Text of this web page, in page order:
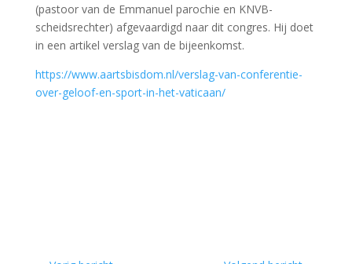
(pastoor van de Emmanuel parochie en KNVB-
scheidsrechter) afgevaardigd naar dit congres. Hij doet
in een artikel verslag van de bijeenkomst.
https://www.aartsbisdom.nl/verslag-van-conferentie-
over-geloof-en-sport-in-het-vaticaan/